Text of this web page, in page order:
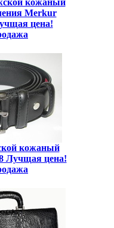
кожаный
Merkur
цена!
кожаный
Лучщая цена!